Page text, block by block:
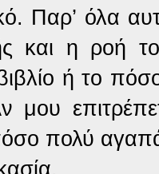
Παρ’ όλα
και η ροή
ή το
μου
πόσο πολύ